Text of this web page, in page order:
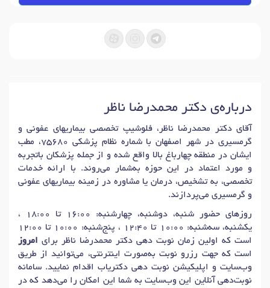
درباره‌ی دکتر محمدرضا ناظر
آقای دکتر محمدرضا ناظر، فلوشیپ تخصصی بیماریهای عفونی و
گرمسیری در شهر اصفهان با شماره نظام پزشکی 75680، مطب
ایشان در منطقه چهارباغ بالا واقع شده و از جمله پزشکان باتجربه
و مورد اعتماد در این حوزه به‌شمار می‌روند. با ارائه خدمات
تخصصی، به تشخیص، درمان یا مشاوره در زمینه بیماریهای عفونی
و گرمسیری می‌پردازند.
روزهای حضور شنبه، دوشنبه، چهارشنبه: 16:00 تا 18:00 ،
یکشنبه، سه‌شنبه: 10:00 تا 12:40 ، پنج‌شنبه: 10:00 تا 12:00
است که اولین زمان نوبت دهی دکتر محمدرضا ناظر برای امروز
است که جهت رزرو نوبت به‌صورت اینترنتی، می‌توانید از طریق
وب‌سایت و اپلیکیشن نوبت دهی دکتریاب اقدام نمایید. سامانه
نوبت‌دهی آنلاین این وب‌سایت به شما این امکان را می‌دهد که در